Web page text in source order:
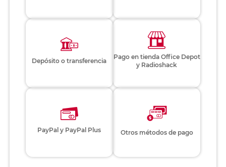
Depósito o transferencia
Pago en tienda Office Depot
y Radioshack
PayPal y PayPal Plus Otros métodos de pago